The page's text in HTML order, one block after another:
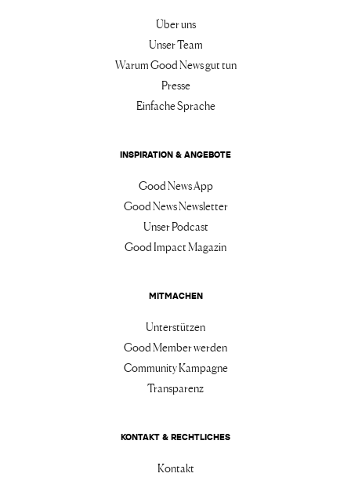
Über uns
Unser Team
Warum Good News gut tun
Presse
Einfache Sprache
INSPIRATION & ANGEBOTE
Good News App
Good News Newsletter
Unser Podcast
Good Impact Magazin
MITMACHEN
Unterstützen
Good Member werden
Community Kampagne
Transparenz
KONTAKT & RECHTLICHES
Kontakt